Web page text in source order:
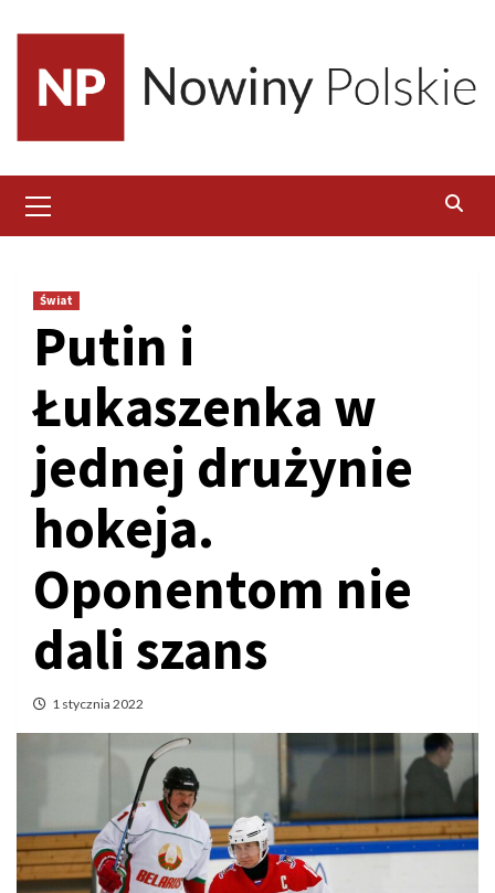
content
Menu
Świat
Putin i
Łukaszenka w
jednej drużynie
hokeja.
Oponentom nie
dali szans
1 stycznia 2022